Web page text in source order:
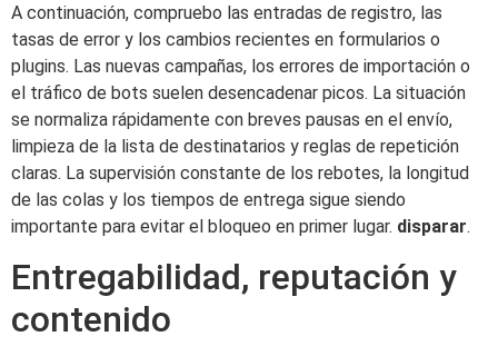
A continuación, compruebo las entradas de registro, las
tasas de error y los cambios recientes en formularios o
plugins. Las nuevas campañas, los errores de importación o
el tráfico de bots suelen desencadenar picos. La situación
se normaliza rápidamente con breves pausas en el envío,
limpieza de la lista de destinatarios y reglas de repetición
claras. La supervisión constante de los rebotes, la longitud
de las colas y los tiempos de entrega sigue siendo
importante para evitar el bloqueo en primer lugar. disparar.
Entregabilidad, reputación y
contenido